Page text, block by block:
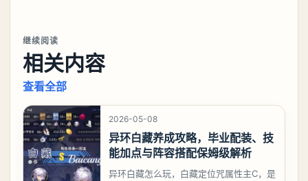
继续阅读
相关内容
查看全部
2026-05-08
异环白藏养成攻略，毕业配装、技
能加点与阵容搭配保姆级解析
异环白藏怎么玩，白藏定位咒属性主C，是